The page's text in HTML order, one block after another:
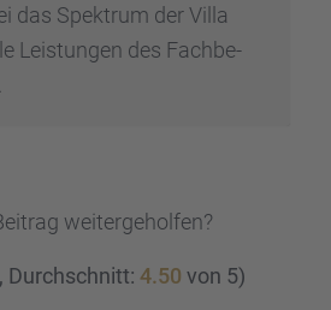
das Spektrum der Villa
Leistun­gen des Fachbe­
weiter­ge­hol­fen?
Durch­schnitt: 4.50 von 5)